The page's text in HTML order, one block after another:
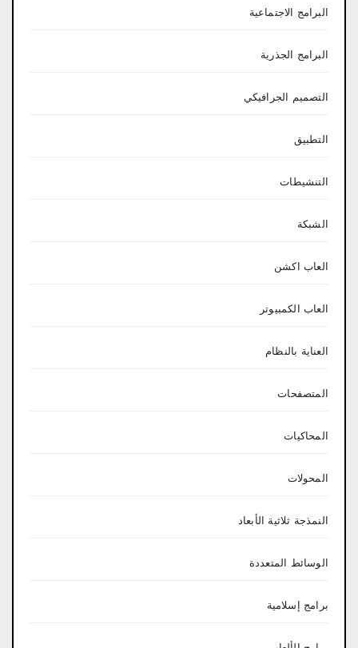
البرامج الاجتماعية
البرامج الجذرية
التصميم الجرافيكي
التطبيق
التنشيطات
الشبكة
العاب اكشن
العاب الكمبيوتر
العناية بالنظام
المتصفحات
المحاكيات
المحولات
النمذجة ثلاثية الأبعاد
الوسائط المتعددة
برامج إسلامية